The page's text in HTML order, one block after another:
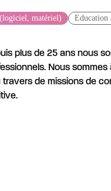
matériel) Education
plus de 25 ans nous
Nous
de missions de